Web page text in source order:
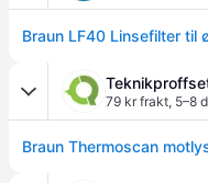
Braun LF40 Linsefilter til
79 kr frakt, 5–8
Braun Thermoscan